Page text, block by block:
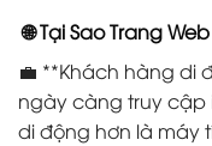
🌐 Tại Sao Trang
💼 **Khách hàng di
ngày càng truy cập
di động hơn là máy